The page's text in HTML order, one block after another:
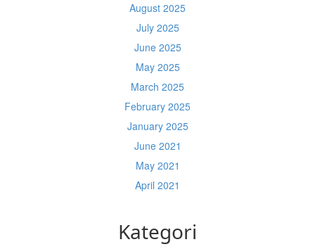
August 2025
July 2025
June 2025
May 2025
March 2025
February 2025
January 2025
June 2021
May 2021
April 2021
Kategori